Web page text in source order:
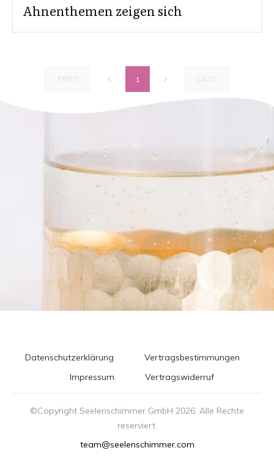
Ahnenthemen zeigen sich
FIRST 1 LAST
Datenschutzerklärung
Vertragsbestimmungen
Impressum
Vertragswiderruf
©Copyright Seelenschimmer GmbH 2026. Alle Rechte
reserviert.
team@seelenschimmer.com